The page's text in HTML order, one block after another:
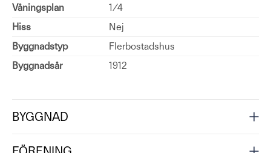
Våningsplan
1/4
Hiss
Nej
Byggnadstyp
Flerbostadshus
Byggnadsår
1912
BYGGNAD